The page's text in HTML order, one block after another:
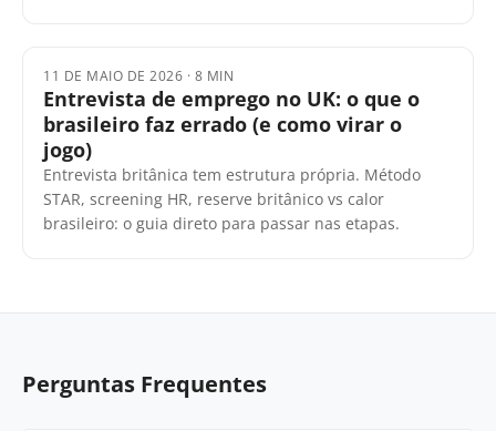
11 DE MAIO DE 2026 · 8 MIN
Entrevista de emprego no UK: o que o
brasileiro faz errado (e como virar o
jogo)
Entrevista britânica tem estrutura própria. Método
STAR, screening HR, reserve britânico vs calor
brasileiro: o guia direto para passar nas etapas.
Perguntas Frequentes